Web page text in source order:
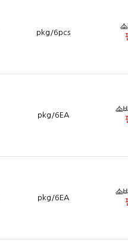
pkg/6pcs
pkg/6EA
소
pkg/6EA
소